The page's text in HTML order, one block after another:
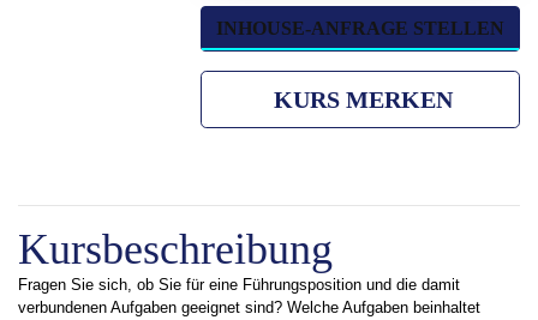
INHOUSE-ANFRAGE STELLEN
KURS MERKEN
Kursbeschreibung
Fragen Sie sich, ob Sie für eine Führungsposition und die damit
verbundenen Aufgaben geeignet sind? Welche Aufgaben beinhaltet